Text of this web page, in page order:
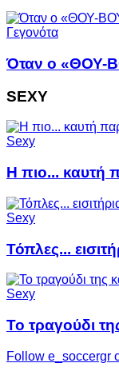
Γεγονότα
Όταν ο «ΘΟΥ-
SEXY
Sexy
Η πιο... καυτή
Sexy
Τόπλες...
Sexy
Το τραγούδι
Follow e_soccergr